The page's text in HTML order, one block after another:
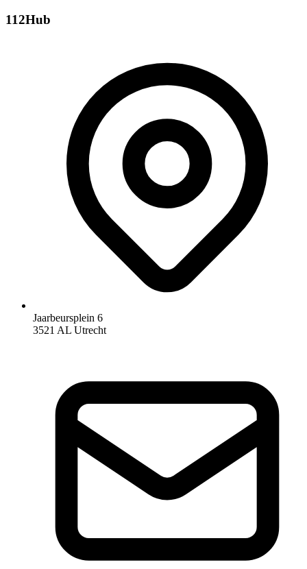
112Hub
Jaarbeursplein 6
3521 AL Utrecht